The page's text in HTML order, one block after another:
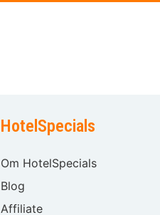
HotelSpecials
Om HotelSpecials
Blog
Affiliate